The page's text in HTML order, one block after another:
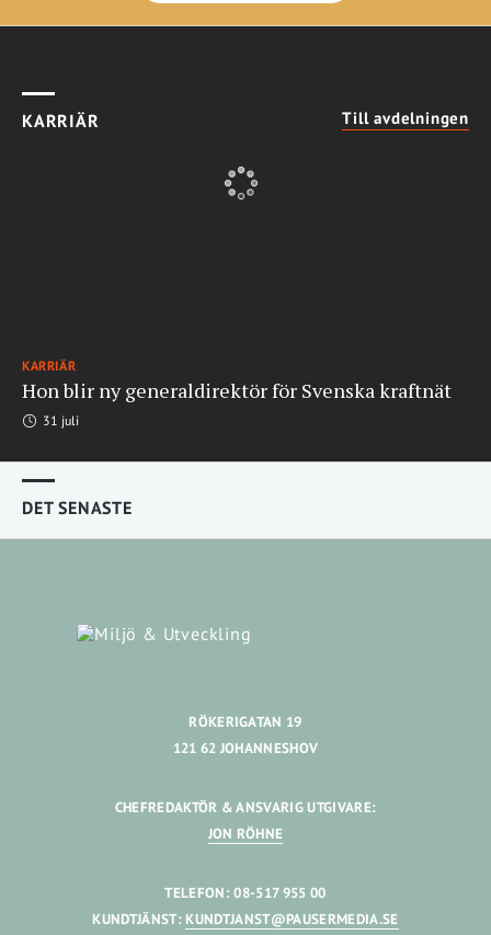
KARRIÄR Till avdelningen
KARRIÄR
Hon blir ny generaldirektör för Svenska kraftnät
31 juli
DET SENASTE
RÖKERIGATAN 19
121 62 JOHANNESHOV
CHEFREDAKTÖR & ANSVARIG UTGIVARE:
JON RÖHNE
TELEFON: 08-517 955 00
KUNDTJÄNST: KUNDTJANST@PAUSERMEDIA.SE